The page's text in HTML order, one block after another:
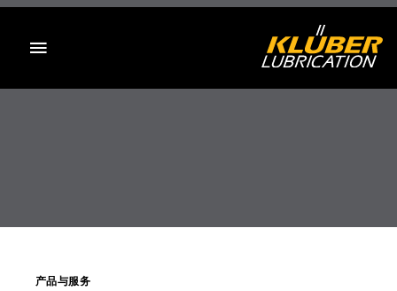
产品与服务